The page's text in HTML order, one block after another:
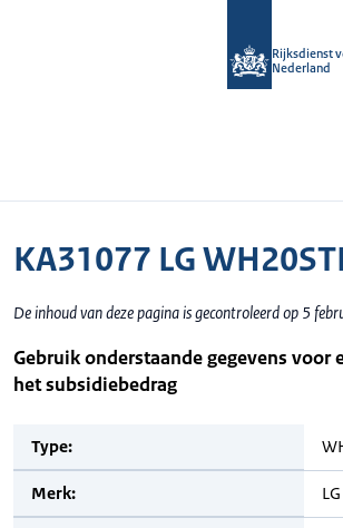
Rijksdienst
Nederland
KA31077 LG
De inhoud van deze pagina is gecontroleerd op 5
Gebruik onderstaande gegevens voor
het subsidiebedrag
Type:
Merk: LG